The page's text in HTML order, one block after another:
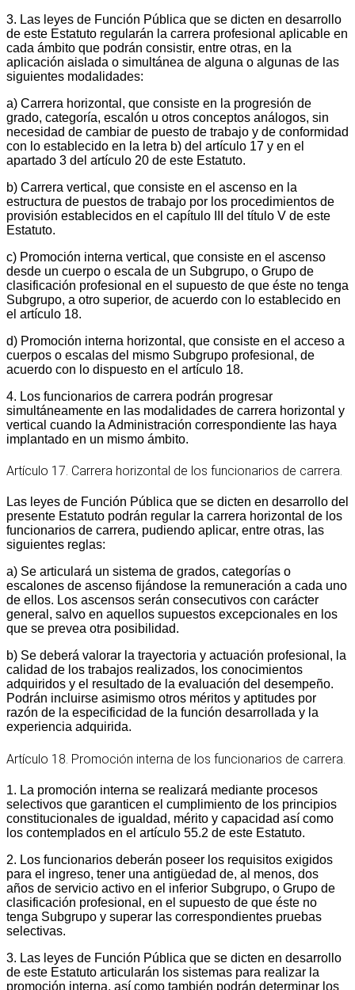
3. Las leyes de Función Pública que se dicten en desarrollo
de este Estatuto regularán la carrera profesional aplicable en
cada ámbito que podrán consistir, entre otras, en la
aplicación aislada o simultánea de alguna o algunas de las
siguientes modalidades:
a) Carrera horizontal, que consiste en la progresión de
grado, categoría, escalón u otros conceptos análogos, sin
necesidad de cambiar de puesto de trabajo y de conformidad
con lo establecido en la letra b) del artículo 17 y en el
apartado 3 del artículo 20 de este Estatuto.
b) Carrera vertical, que consiste en el ascenso en la
estructura de puestos de trabajo por los procedimientos de
provisión establecidos en el capítulo III del título V de este
Estatuto.
c) Promoción interna vertical, que consiste en el ascenso
desde un cuerpo o escala de un Subgrupo, o Grupo de
clasificación profesional en el supuesto de que éste no tenga
Subgrupo, a otro superior, de acuerdo con lo establecido en
el artículo 18.
d) Promoción interna horizontal, que consiste en el acceso a
cuerpos o escalas del mismo Subgrupo profesional, de
acuerdo con lo dispuesto en el artículo 18.
4. Los funcionarios de carrera podrán progresar
simultáneamente en las modalidades de carrera horizontal y
vertical cuando la Administración correspondiente las haya
implantado en un mismo ámbito.
Artículo 17. Carrera horizontal de los funcionarios de carrera.
Las leyes de Función Pública que se dicten en desarrollo del
presente Estatuto podrán regular la carrera horizontal de los
funcionarios de carrera, pudiendo aplicar, entre otras, las
siguientes reglas:
a) Se articulará un sistema de grados, categorías o
escalones de ascenso fijándose la remuneración a cada uno
de ellos. Los ascensos serán consecutivos con carácter
general, salvo en aquellos supuestos excepcionales en los
que se prevea otra posibilidad.
b) Se deberá valorar la trayectoria y actuación profesional, la
calidad de los trabajos realizados, los conocimientos
adquiridos y el resultado de la evaluación del desempeño.
Podrán incluirse asimismo otros méritos y aptitudes por
razón de la especificidad de la función desarrollada y la
experiencia adquirida.
Artículo 18. Promoción interna de los funcionarios de carrera.
1. La promoción interna se realizará mediante procesos
selectivos que garanticen el cumplimiento de los principios
constitucionales de igualdad, mérito y capacidad así como
los contemplados en el artículo 55.2 de este Estatuto.
2. Los funcionarios deberán poseer los requisitos exigidos
para el ingreso, tener una antigüedad de, al menos, dos
años de servicio activo en el inferior Subgrupo, o Grupo de
clasificación profesional, en el supuesto de que éste no
tenga Subgrupo y superar las correspondientes pruebas
selectivas.
3. Las leyes de Función Pública que se dicten en desarrollo
de este Estatuto articularán los sistemas para realizar la
promoción interna, así como también podrán determinar los